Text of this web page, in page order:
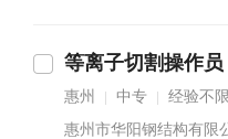
等离子切割操作员
惠州 中专 经验不限
惠州市华阳钢结构有限